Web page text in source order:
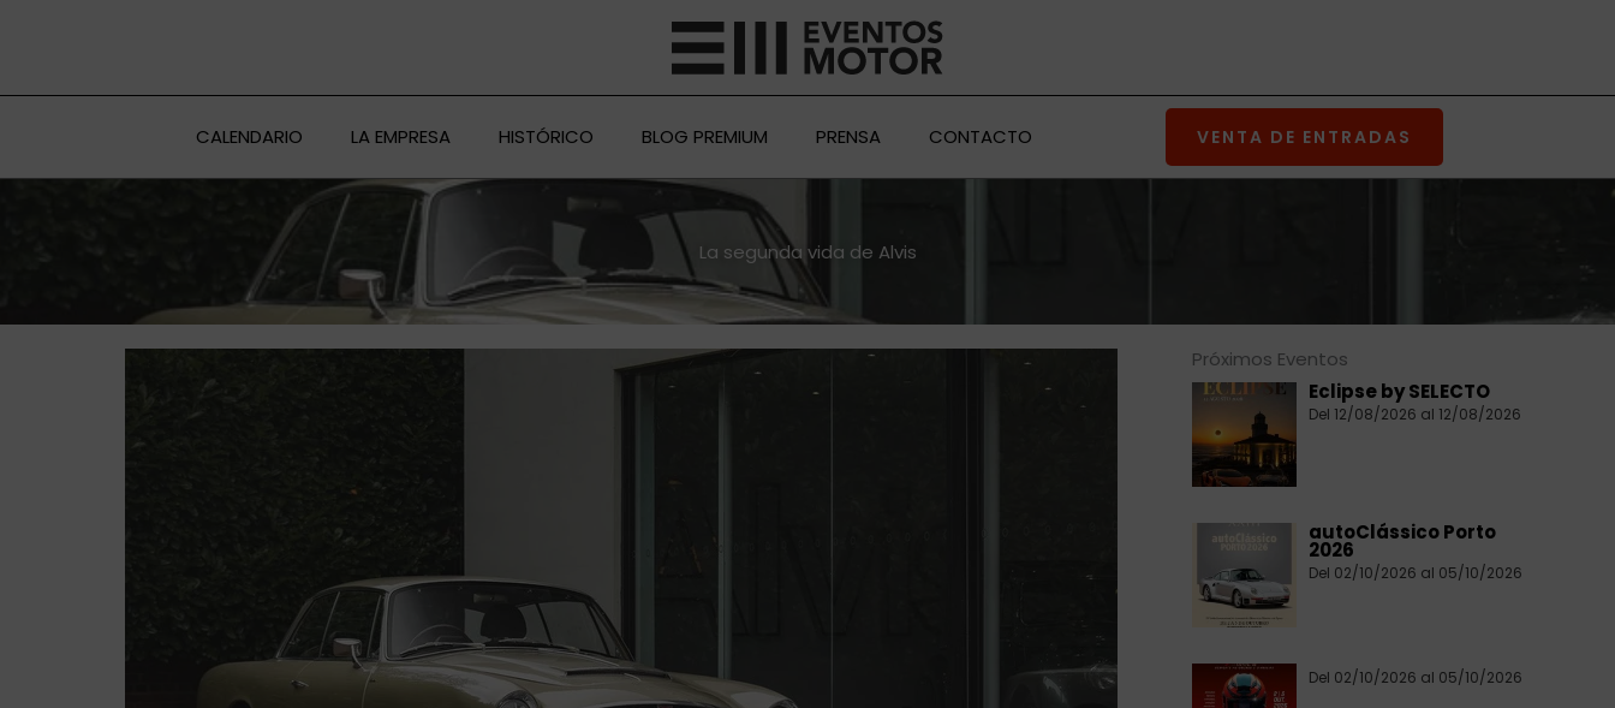
CALENDARIO LA EMPRESA HISTÓRICO BLOG PREMIUM PRENSA CONTACTO VENTA DE ENTRADAS
La segunda vida de Alvis
Próximos Eventos
Eclipse by SELECTO
Del 12/08/2026 al 12/08/2026
autoClássico Porto
2026
Del 02/10/2026 al 05/10/2026
Del 02/10/2026 al 05/10/2026